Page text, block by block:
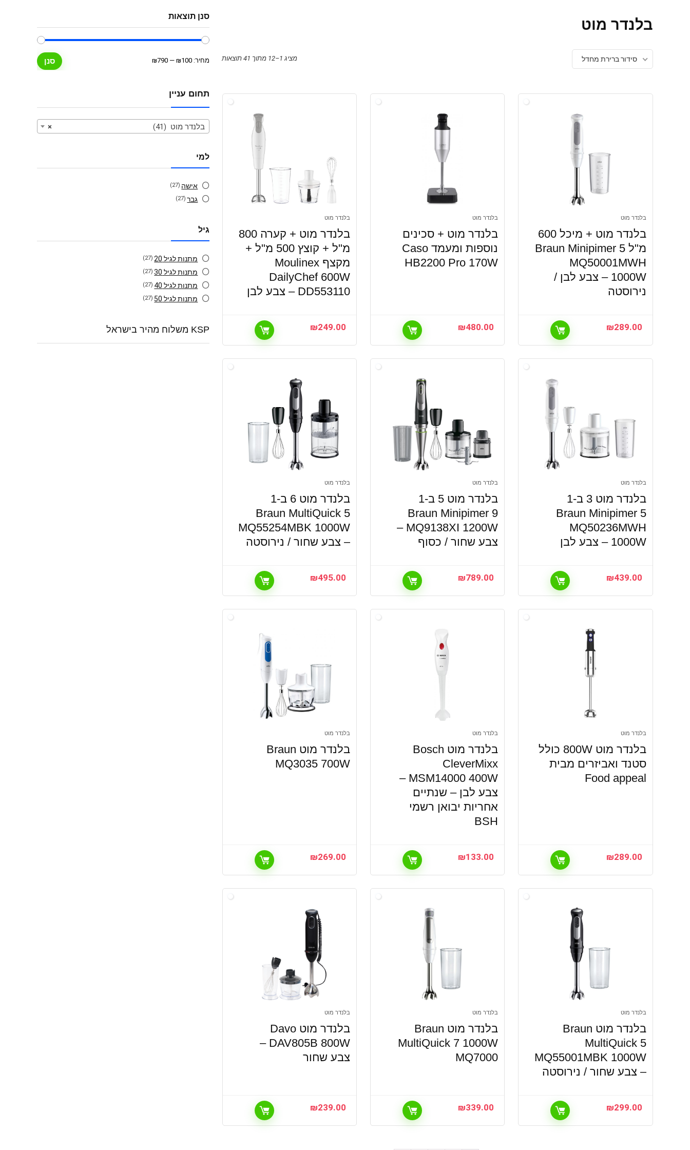
בלנדר מוט
מציג 1–12 מתוך 41 תוצאות סידור ברירת מחדל
בלנדר מוט
בלנדר מוט + מיכל 600
מ"ל Braun Minipimer 5
MQ50001MWH
1000W – צבע לבן /
נירוסטה
₪289.00
בלנדר מוט
בלנדר מוט + סכינים
נוספות ומעמד Caso
HB2200 Pro 170W
₪480.00
בלנדר מוט
בלנדר מוט + קערה 800
מ"ל + קוצץ 500 מ"ל +
מקצף Moulinex
DailyChef 600W
DD553110 – צבע לבן
₪249.00
בלנדר מוט
בלנדר מוט 3 ב-1
Braun Minipimer 5
MQ50236MWH
1000W – צבע לבן
₪439.00
בלנדר מוט
בלנדר מוט 5 ב-1
Braun Minipimer 9
MQ9138XI 1200W –
צבע שחור / כסוף
₪789.00
בלנדר מוט
בלנדר מוט 6 ב-1
Braun MultiQuick 5
MQ55254MBK 1000W
– צבע שחור / נירוסטה
₪495.00
בלנדר מוט
בלנדר מוט 800W כולל
סטנד ואביזרים מבית
Food appeal
₪289.00
בלנדר מוט
בלנדר מוט Bosch
CleverMixx
MSM14000 400W –
צבע לבן – שנתיים
אחריות יבואן רשמי
BSH
₪133.00
בלנדר מוט
בלנדר מוט Braun
MQ3035 700W
₪269.00
בלנדר מוט
בלנדר מוט Braun
MultiQuick 5
MQ55001MBK 1000W
– צבע שחור / נירוסטה
₪299.00
בלנדר מוט
בלנדר מוט Braun
MultiQuick 7 1000W
MQ7000
₪339.00
בלנדר מוט
בלנדר מוט Davo
DAV805B 800W –
צבע שחור
₪239.00
סנן תוצאות
מחיר
מחיר סנן מחיר: ₪100
—
₪790
תחום עניין
× בלנדר מוט (41)
למי
אישה (27)
גבר (27)
גיל
מתנות לגיל 20 (27)
מתנות לגיל 30 (27)
מתנות לגיל 40 (27)
מתנות לגיל 50 (27)
KSP משלוח מהיר בישראל